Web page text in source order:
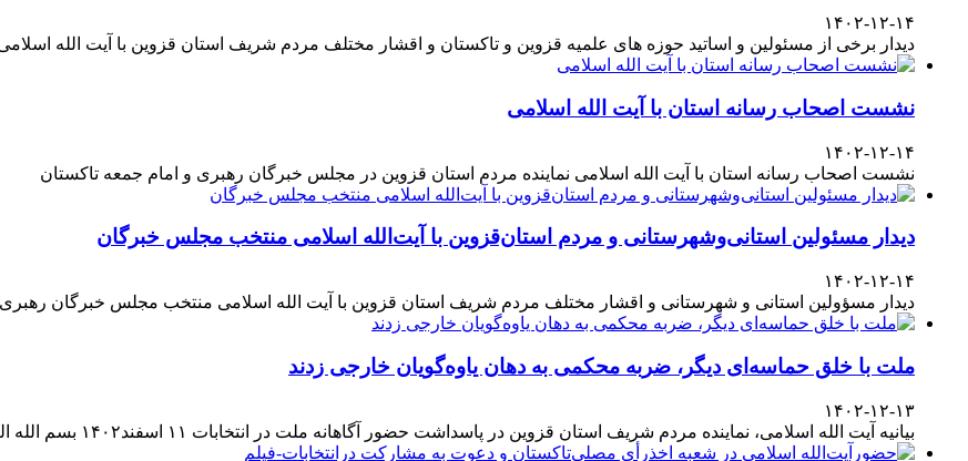
۱۴۰۲-۱۲-۱۴
دیدار برخی از مسئولین و اساتید حوزه های علمیه قزوین و تاکستان و اقشار مختلف مردم شریف استان قزوین با آیت الله
نشست اصحاب رسانه استان با آیت الله اسلامی
۱۴۰۲-۱۲-۱۴
نشست اصحاب رسانه استان با آیت الله اسلامی نماینده مردم استان قزوین در مجلس خبرگان رهبری و امام جمعه تاکستان
دیدار مسئولین استانی‌وشهرستانی و مردم‌ استان‌قزوین با آیت‌الله‌ اسلامی منتخب مجلس‌ خبرگان
۱۴۰۲-۱۲-۱۴
دیدار مسؤولین استانی و شهرستانی و اقشار مختلف مردم شریف استان قزوین با آیت الله اسلامی منتخب مجلس خبرگان رهبری
ملت با خلق حماسه‌ای دیگر، ضربه محکمی به دهان یاوه‌گویان خارجی زدند
۱۴۰۲-۱۲-۱۳
بیانیه آیت الله اسلامی، نماینده مردم شریف استان قزوین در پاسداشت حضور آگاهانه ملت در انتخابات ۱۱ اسفند۱۴۰۲ بسم الله الرحمن الرحیم بار دیگر حضور حماسی [ ... ]